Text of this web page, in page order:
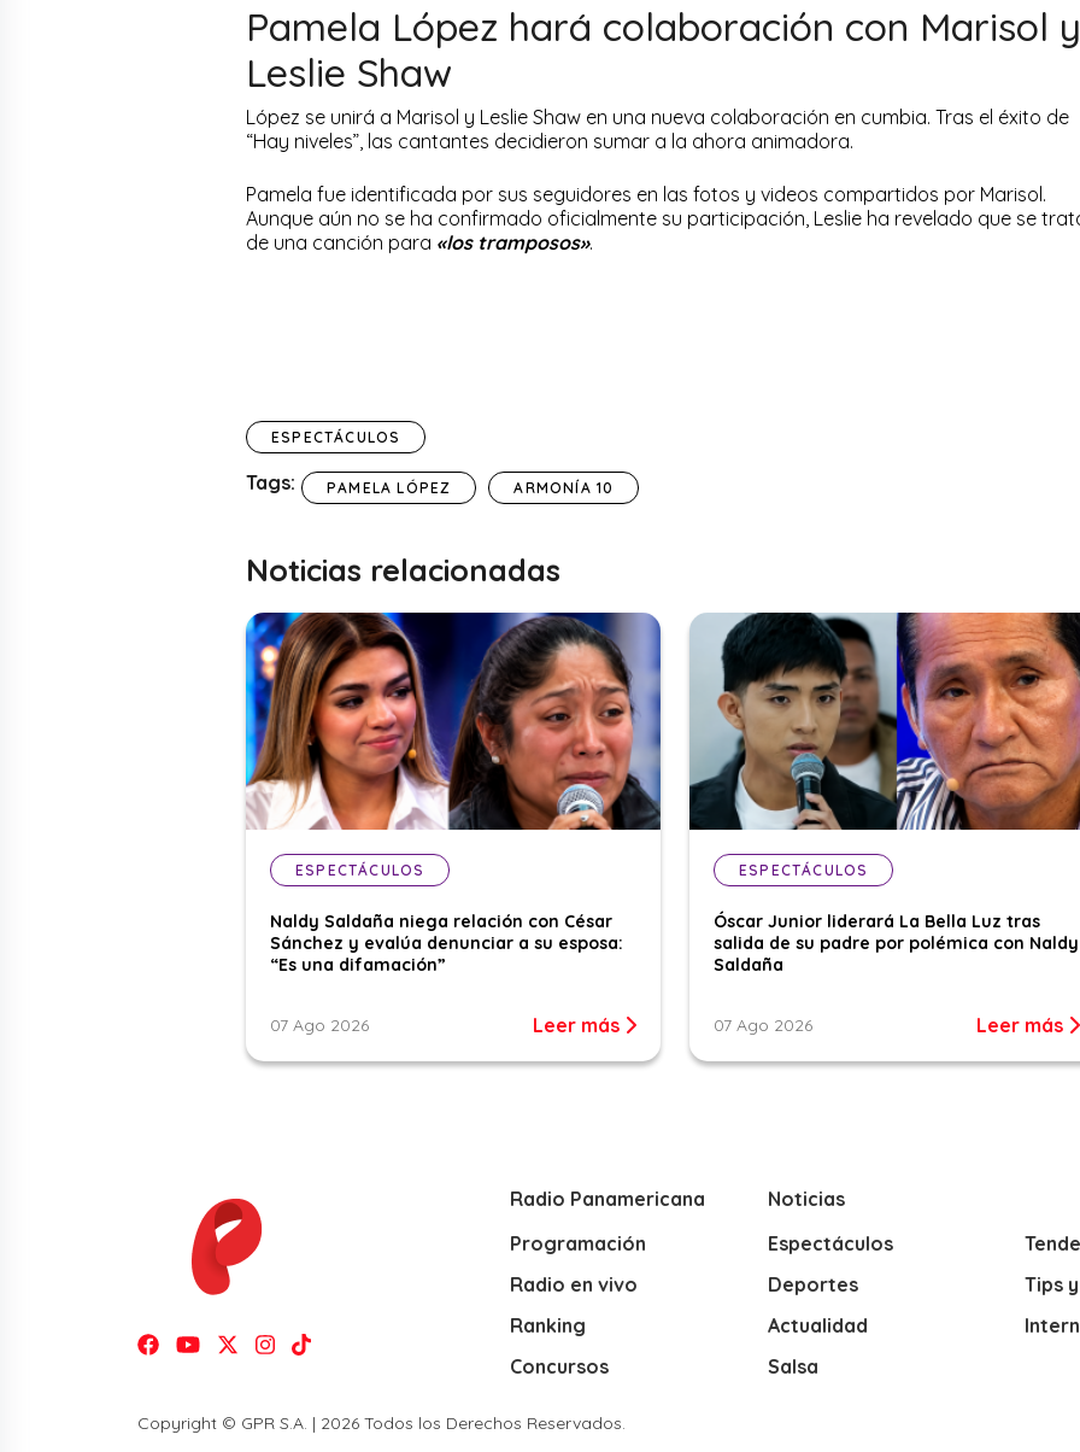
Pamela López hará colaboración con Marisol y
Leslie Shaw
López se unirá a Marisol y Leslie Shaw en una nueva colaboración en cumbia. Tras el éxito de
“Hay niveles”, las cantantes decidieron sumar a la ahora animadora.
Pamela fue identificada por sus seguidores en las fotos y videos compartidos por Marisol.
Aunque aún no se ha confirmado oficialmente su participación, Leslie ha revelado que se
de una canción para «los tramposos».
ESPECTÁCULOS
Tags: PAMELA LÓPEZ ARMONÍA 10
Noticias relacionadas
ESPECTÁCULOS
Naldy Saldaña niega relación con César
Sánchez y evalúa denunciar a su esposa:
“Es una difamación”
07 Ago 2026 Leer más
ESPECTÁCULOS
Óscar Junior liderará La Bella Luz tras
salida de su padre por polémica con Naldy
Saldaña
07 Ago 2026 Leer más
Radio Panamericana
Programación
Radio en vivo
Ranking
Concursos
Noticias
Espectáculos
Deportes
Actualidad
Salsa
Tips
Copyright © GPR S.A. | 2026 Todos los Derechos Reservados.